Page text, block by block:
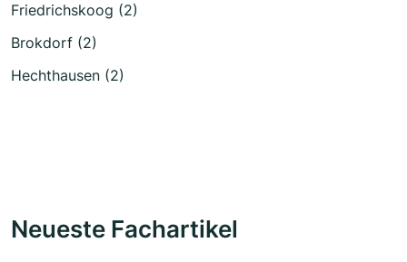
Friedrichskoog (2)
Brokdorf (2)
Hechthausen (2)
Neueste Fachartikel